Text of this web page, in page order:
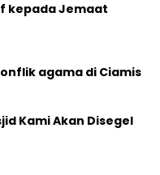
kepada Jemaat
agama di Ciamis
Kami Akan Disegel